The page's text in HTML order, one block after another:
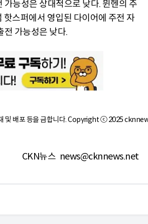
능성은 상대적으로 낮다. 뮌헨의 주
스퍼에서 영입된 다이어에 주전 자
전 가능성은 낮다.
및 배포 등을 금합니다. Copyright ⓒ 2025
CKN뉴스 news@cknnews.net